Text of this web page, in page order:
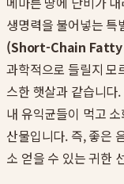
생명력을 불어넣는 특
(Short-Chain Fatty
과학적으로 들릴지 모
스한 햇살과 같습니다
내 유익균들이 먹고
산물입니다. 즉, 좋은
소 얻을 수 있는 귀한